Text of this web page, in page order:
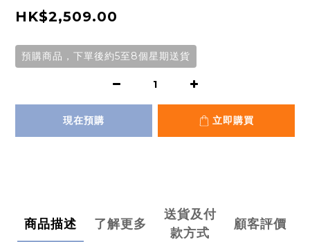
HK$2,509.00
預購商品，下單後約5至8個星期送貨
現在預購 立即購買
商品描述 了解更多
送貨及付
款方式
顧客評價